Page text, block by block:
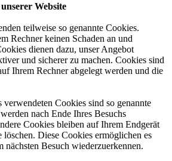
Website
teilweise so genannte Cookies.
Rechner keinen Schaden an und
dienen dazu, unser Angebot
und sicherer zu machen. Cookies sind
Ihrem Rechner abgelegt werden und die
Cookies sind so genannte
nach Ende Ihres Besuchs
Cookies bleiben auf Ihrem Endgerät
löschen. Diese Cookies ermöglichen es
nächsten Besuch wiederzuerkennen.